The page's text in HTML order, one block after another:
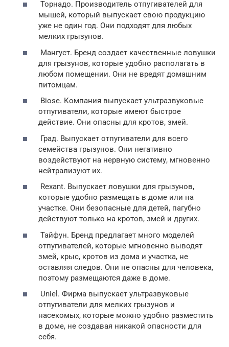
Торнадо. Производитель отпугивателей для
мышей, который выпускает свою продукцию
уже не один год. Они подходят для любых
мелких грызунов.
Мангуст. Бренд создает качественные ловушки
для грызунов, которые удобно располагать в
любом помещении. Они не вредят домашним
питомцам.
Biose. Компания выпускает ультразвуковые
отпугиватели, которые имеют быстрое
действие. Они опасны для кротов, змей.
Град. Выпускает отпугиватели для всего
семейства грызунов. Они негативно
воздействуют на нервную систему, мгновенно
нейтрализуют их.
Rexant. Выпускает ловушки для грызунов,
которые удобно размещать в доме или на
участке. Они безопасные для детей, пагубно
действуют только на кротов, змей и других.
Тайфун. Бренд предлагает много моделей
отпугивателей, которые мгновенно выводят
змей, крыс, кротов из дома и участка, не
оставляя следов. Они не опасны для человека,
поэтому размещаются даже в доме.
Uniel. Фирма выпускает ультразвуковые
отпугиватели для мелких грызунов и
насекомых, которые можно удобно разместить
в доме, не создавая никакой опасности для
себя.